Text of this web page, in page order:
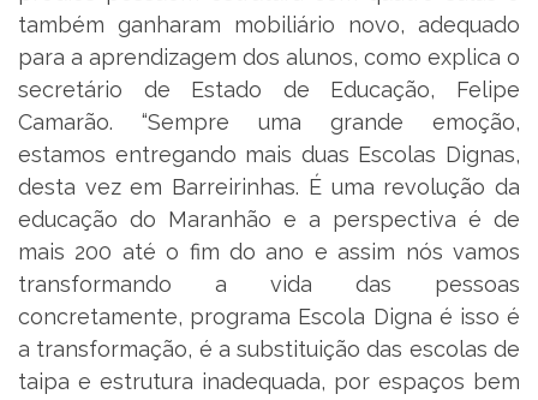
também ganharam mobiliário novo, adequado
para a aprendizagem dos alunos, como explica o
secretário de Estado de Educação, Felipe
Camarão. “Sempre uma grande emoção,
estamos entregando mais duas Escolas Dignas,
desta vez em Barreirinhas. É uma revolução da
educação do Maranhão e a perspectiva é de
mais 200 até o fim do ano e assim nós vamos
transformando a vida das pessoas
concretamente, programa Escola Digna é isso é
a transformação, é a substituição das escolas de
taipa e estrutura inadequada, por espaços bem